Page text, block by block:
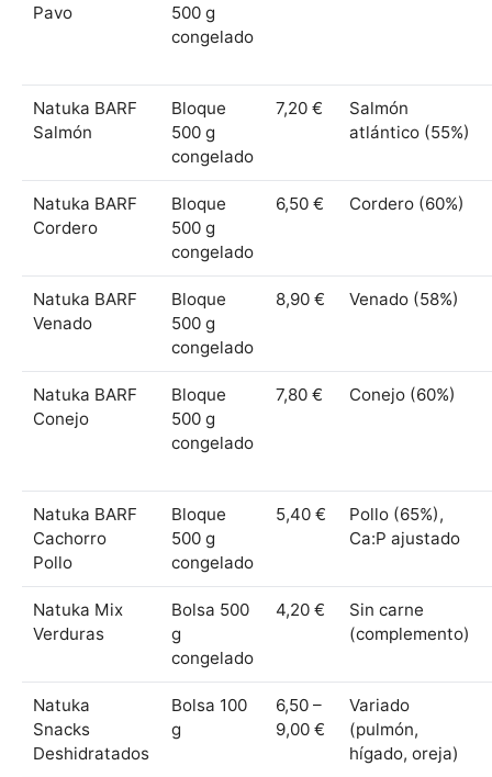
Pavo
500 g
congelado
Natuka BARF
Salmón
Bloque
500 g
congelado
7,20 €
Salmón
atlántico (55%)
Natuka BARF
Cordero
Bloque
500 g
congelado
6,50 € Cordero (60%)
Natuka BARF
Venado
Bloque
500 g
congelado
8,90 € Venado (58%)
Natuka BARF
Conejo
Bloque
500 g
congelado
7,80 € Conejo (60%)
Natuka BARF
Cachorro
Pollo
Bloque
500 g
congelado
5,40 €
Pollo (65%),
Ca:P ajustado
Natuka Mix
Verduras
Bolsa 500
g
congelado
4,20 €
Sin carne
(complemento)
Natuka
Snacks
Deshidratados
Bolsa 100
g
6,50 –
9,00 €
Variado
(pulmón,
hígado, oreja)